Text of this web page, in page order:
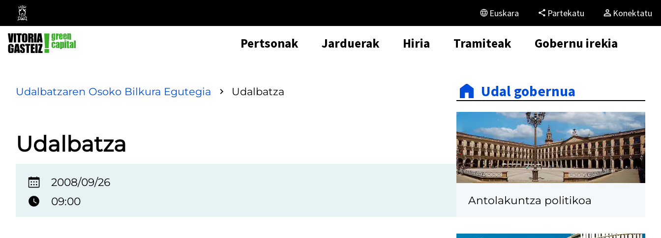
Vitoria-
Gasteizko
Udala
Euskara Partekatu Konektatu
Pertsonak Jarduerak Hiria Tramiteak Gobernu irekia
Udalbatzaren Osoko Bilkura Egutegia Udalbatza
Udalbatza
2008/09/26
09:00
Udal gobernua
Antolakuntza politikoa